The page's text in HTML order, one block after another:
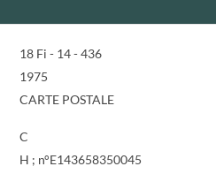
18 Fi - 14 - 436
1975
CARTE POSTALE
C
H ; n°E143658350045